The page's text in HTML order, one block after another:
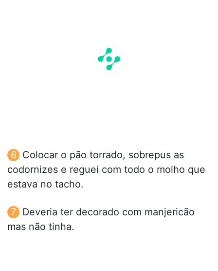
Colocar o pão torrado, sobrepus as
codornizes e reguei com todo o molho que
estava no tacho.
Deveria ter decorado com manjericão
mas não tinha.